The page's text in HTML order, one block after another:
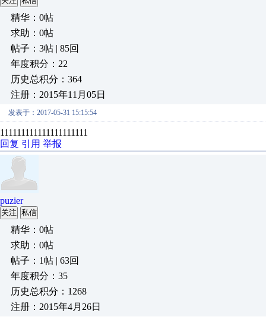
精华：0帖
求助：0帖
帖子：3帖 | 85回
年度积分：22
历史总积分：364
注册：2015年11月05日
发表于：2017-05-31 15:15:54
111111111111111111111
回复 引用 举报
puzier
关注 私信
精华：0帖
求助：0帖
帖子：1帖 | 63回
年度积分：35
历史总积分：1268
注册：2015年4月26日